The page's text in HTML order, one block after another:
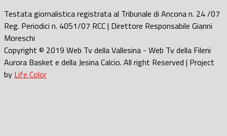
Testata giornalistica registrata al Tribunale di Ancona n. 24 /07
Reg. Periodici n. 4051/07 RCC | Direttore Responsabile Gianni
Moreschi
Copyright © 2019 Web Tv della Vallesina - Web Tv della Fileni
Aurora Basket e della Jesina Calcio. All right Reserved | Project
by Life Color